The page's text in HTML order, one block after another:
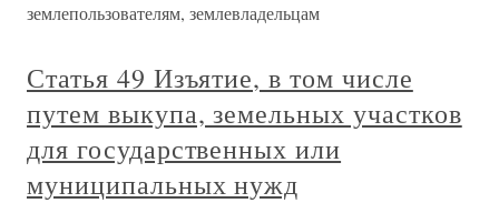
землепользователям, землевладельцам
Статья 49 Изъятие, в том числе
путем выкупа, земельных участков
для государственных или
муниципальных нужд